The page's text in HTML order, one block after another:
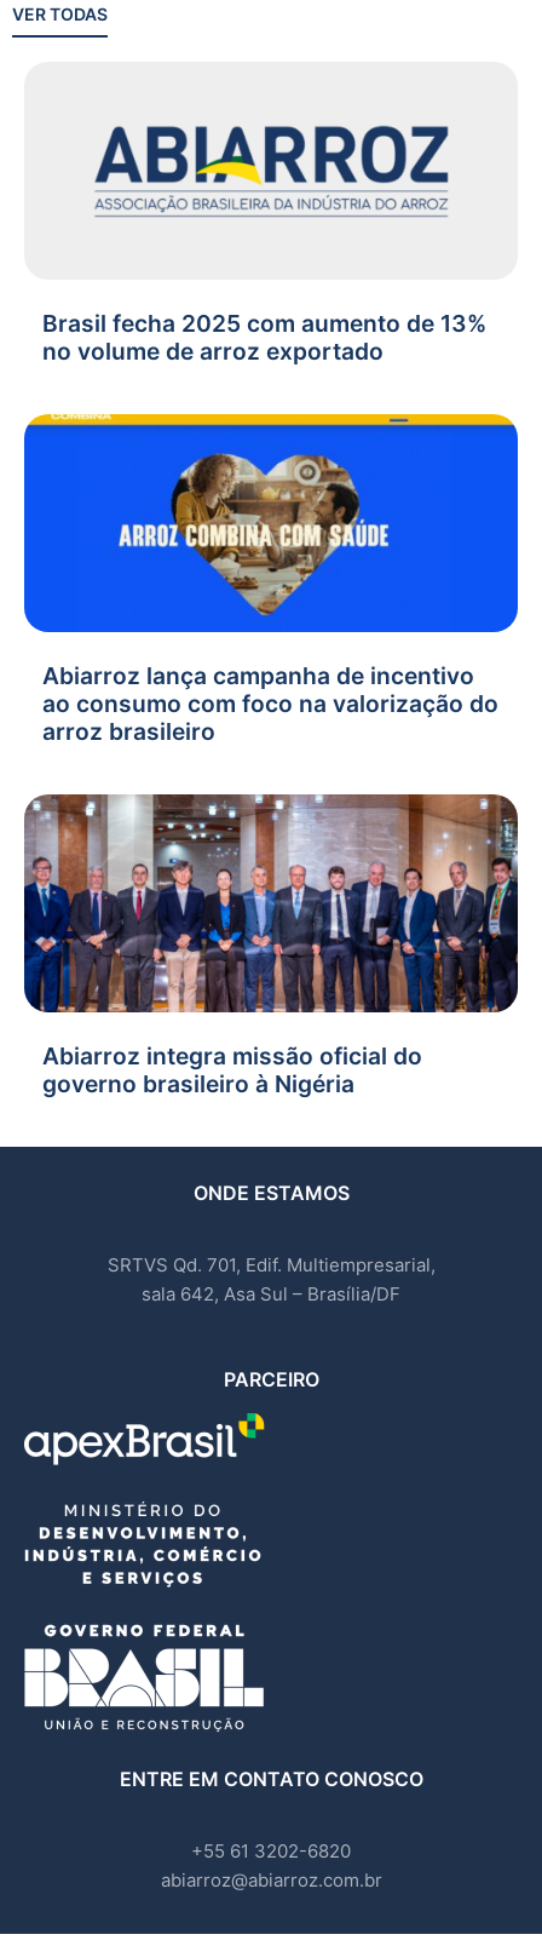
VER TODAS
Brasil fecha 2025 com aumento de 13%
no volume de arroz exportado
Abiarroz lança campanha de incentivo
ao consumo com foco na valorização do
arroz brasileiro
Abiarroz integra missão oficial do
governo brasileiro à Nigéria
ONDE ESTAMOS
SRTVS Qd. 701, Edif. Multiempresarial,
sala 642, Asa Sul – Brasília/DF
PARCEIRO
ENTRE EM CONTATO CONOSCO
+55 61 3202-6820
abiarroz@abiarroz.com.br